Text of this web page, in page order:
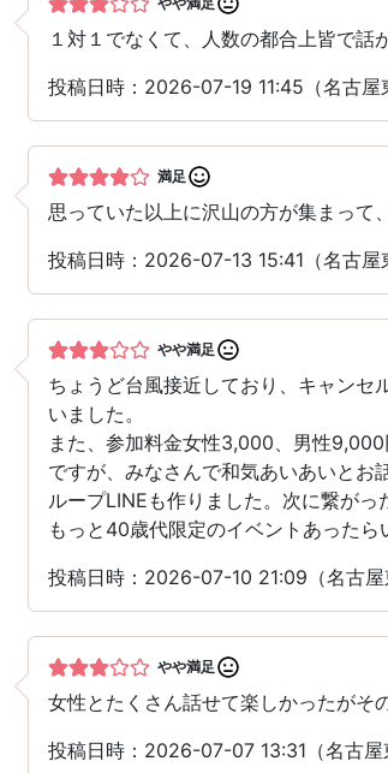
１対１でなくて、人数の都合上皆で話
投稿日時：2026-07-19 11:45（名古屋
満足
思っていた以上に沢山の方が集まって
投稿日時：2026-07-13 15:41（名古屋
やや満足
ちょうど台風接近しており、キャンセ
いました。
また、参加料金女性3,000、男性
ですが、みなさんで和気あいあいとお
ループLINEも作りました。次に繋がっ
もっと40歳代限定のイベントあったら
投稿日時：2026-07-10 21:09（名古屋
やや満足
女性とたくさん話せて楽しかったがそ
投稿日時：2026-07-07 13:31（名古屋